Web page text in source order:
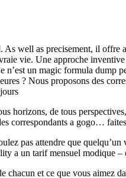
well as precisement, il offre
vie. Une approche
un magic formula dump
? Nous proposons des
de tous
correspondants a gogo…
pas attendre que
a un tarif mensuel modique
et ce que vous aimez